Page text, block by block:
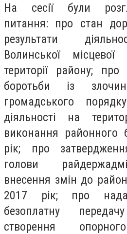
На сесії були
питання: про стан
результати
Волинської
території району; про
боротьби із
громадського
діяльності на
виконання районного
рік; про
голови
внесення змін до
2017 рік; про
безоплатну
створення